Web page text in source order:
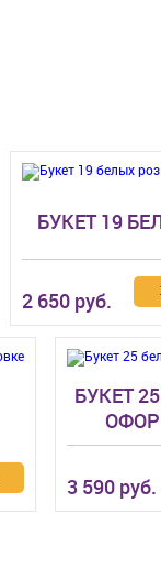
БУКЕТ 19
2 650 руб.
БУКЕТ
3 590 руб.